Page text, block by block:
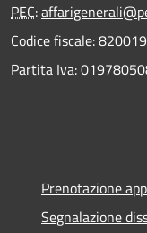
PEC:
Codice fiscale:
Partita Iva:
Prenotazione
Segnalazione